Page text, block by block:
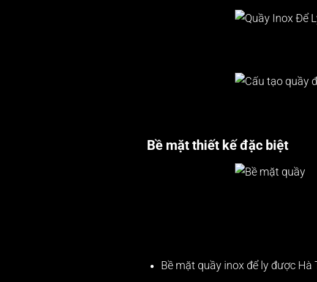
Bề mặt thiết kế đặc biệt
Bề mặt quầy inox để ly được Hà